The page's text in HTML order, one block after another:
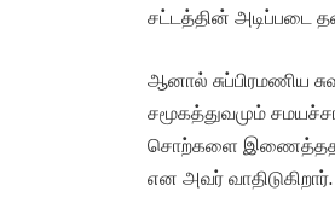
சட்டத்தின் அடிப்படை
ஆனால் சுப்பிரமணிய
சமூகத்துவமும்
சொற்களை இணைத்ததன்
என அவர்